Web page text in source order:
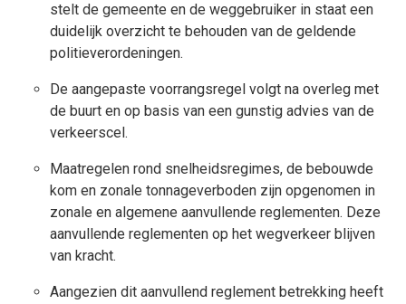
stelt de gemeente en de weggebruiker in staat een
duidelijk overzicht te behouden van de geldende
politieverordeningen.
De aangepaste voorrangsregel volgt na overleg met
de buurt en op basis van een gunstig advies van de
verkeerscel.
Maatregelen rond snelheidsregimes, de bebouwde
kom en zonale tonnageverboden zijn opgenomen in
zonale en algemene aanvullende reglementen. Deze
aanvullende reglementen op het wegverkeer blijven
van kracht.
Aangezien dit aanvullend reglement betrekking heeft